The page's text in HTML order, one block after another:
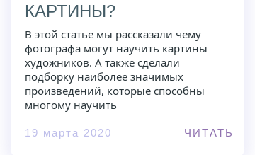
КАРТИНЫ?
В этой статье мы рассказали чему
фотографа могут научить картины
художников. А также сделали
подборку наиболее значимых
произведений, которые способны
многому научить
19 марта 2020 ЧИТАТЬ